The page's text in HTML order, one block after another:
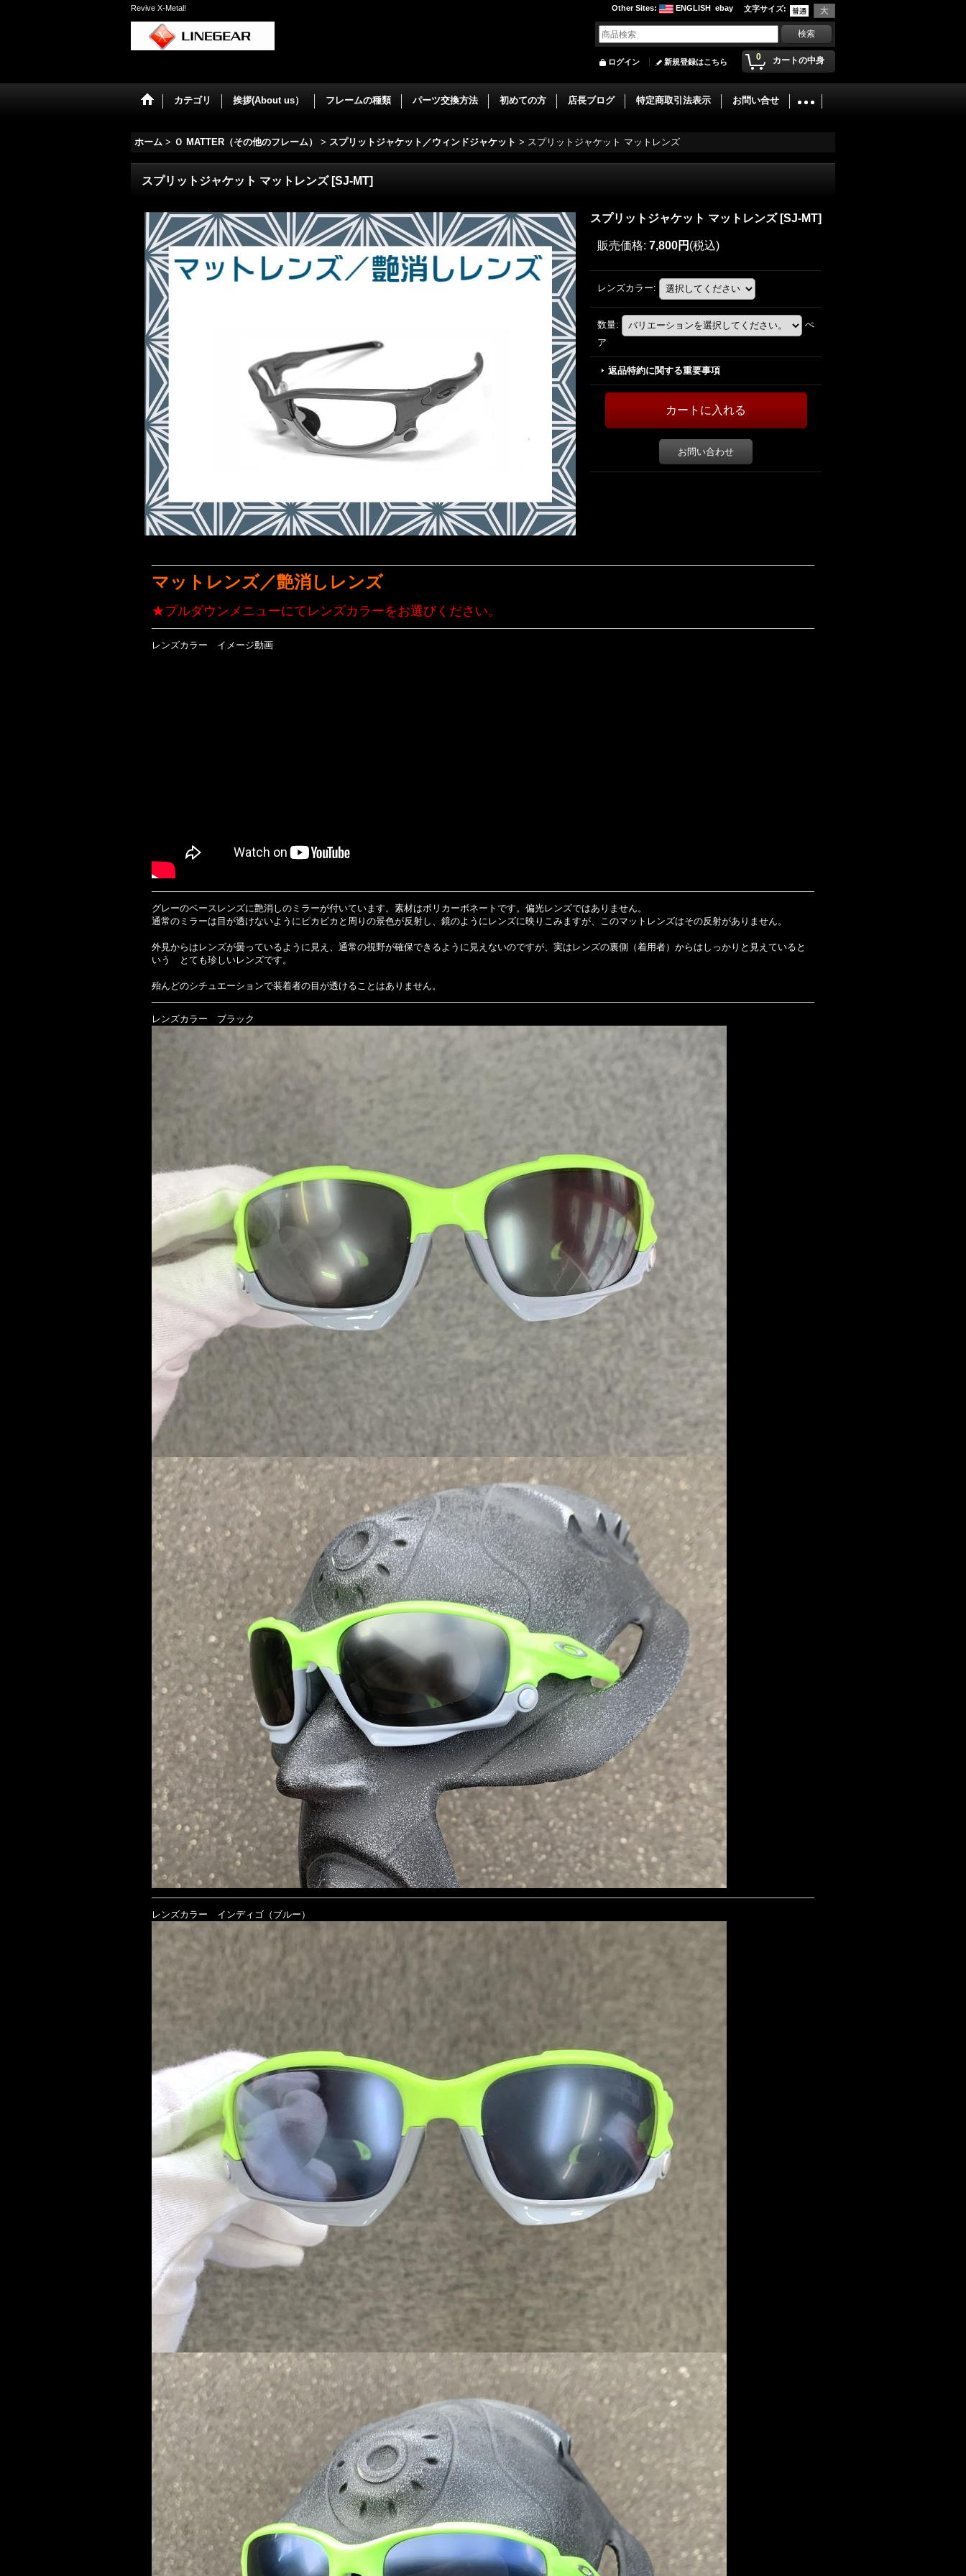
Revive X-Metal! 文字サイズ:
Other Sites: ENGLISH ebay
0 カートの中身
ログイン 新規登録はこちら
カテゴリ 挨拶(About us） フレームの種類 パーツ交換方法 初めての方 店長ブログ 特定商取引法表示 お問い合せ
ホーム > Ｏ MATTER（その他のフレーム） > スプリットジャケット／ウィンドジャケット > スプリットジャケット マットレンズ
スプリットジャケット マットレンズ [SJ-MT]
スプリットジャケット マットレンズ [SJ-MT]
販売価格: 7,800円 (税込)
レンズカラー:
数量:
ぺ
ア
返品特約に関する重要事項
お問い合わせ
マットレンズ／艶消しレンズ
★プルダウンメニューにてレンズカラーをお選びください。
レンズカラー イメージ動画
グレーのベースレンズに艶消しのミラーが付いています。素材はポリカーボネートです。偏光レンズではありません。
通常のミラーは目が透けないようにピカピカと周りの景色が反射し、鏡のようにレンズに映りこみますが、このマットレンズはその反射がありません。
外見からはレンズが曇っているように見え、通常の視野が確保できるように見えないのですが、実はレンズの裏側（着用者）からはしっかりと見えていると
いう とても珍しいレンズです。
殆んどのシチュエーションで装着者の目が透けることはありません。
レンズカラー ブラック
レンズカラー インディゴ（ブルー）